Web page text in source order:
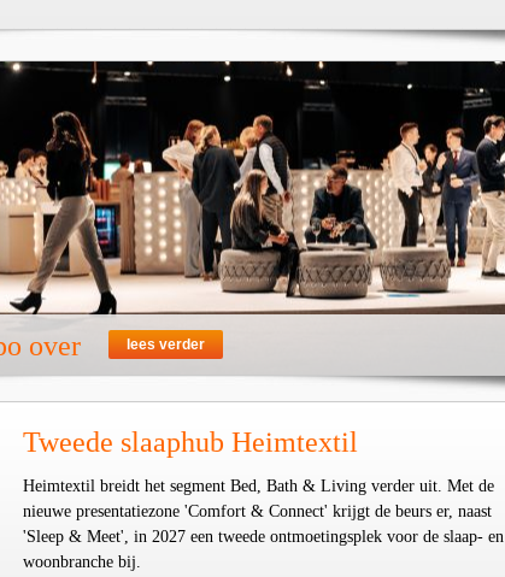
over lees verder
Tweede slaaphub Heimtextil
Heimtextil breidt het segment Bed, Bath & Living verder uit. Met de
nieuwe presentatiezone 'Comfort & Connect' krijgt de beurs er, naast
'Sleep & Meet', in 2027 een tweede ontmoetingsplek voor de slaap- en
woonbranche bij.